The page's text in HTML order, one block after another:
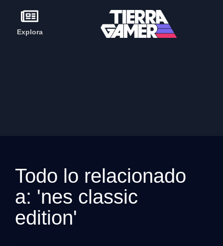
Explora
Todo lo relacionado
a: 'nes classic
edition'